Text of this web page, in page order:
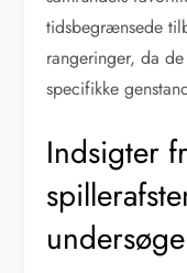
tidsbegrænsede
rangeringer, da
specifikke
Indsigter